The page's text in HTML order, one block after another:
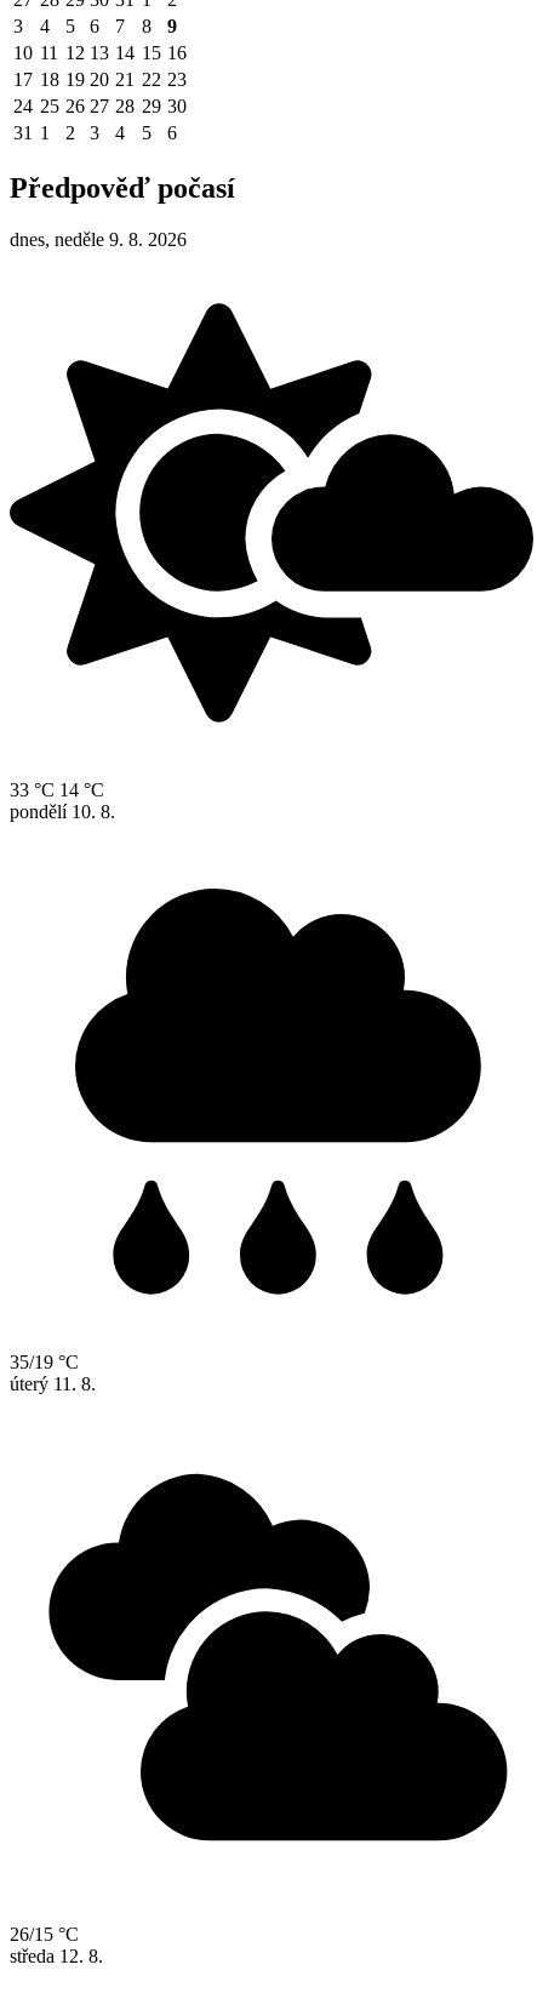
3
4 5 6 7 8
9
10 11 12 13 14 15 16
17 18 19 20 21 22 23
24 25 26 27 28 29 30
31 1 2 3 4 5 6
Předpověď počasí
dnes, neděle 9. 8. 2026
33 °C 14 °C
pondělí 10. 8.
35/19 °C
úterý 11. 8.
26/15 °C
středa 12. 8.